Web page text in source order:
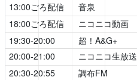
13:00ごろ配信 音泉
18:00ごろ配信 ニコニコ動画
19:30-20:00 超！A&G+
20:00-21:00 ニコニコ生放送
[公式]
20:30-20:55 調布FM